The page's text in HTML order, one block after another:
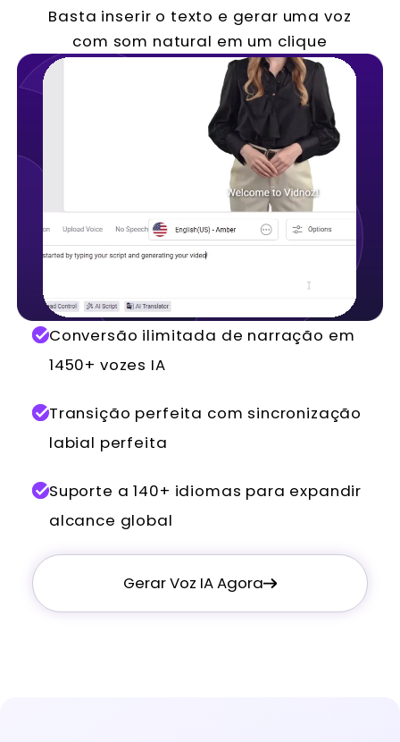
Basta inserir o texto e gerar uma voz
com som natural em um clique
Conversão ilimitada de narração em
1450+ vozes IA
Transição perfeita com sincronização
labial perfeita
Suporte a 140+ idiomas para expandir
alcance global
Gerar Voz IA Agora